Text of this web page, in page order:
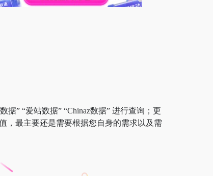
据” “爱站数据” “Chinaz数据” 进行查询；更
，最主要还是需要根据您自身的需求以及需